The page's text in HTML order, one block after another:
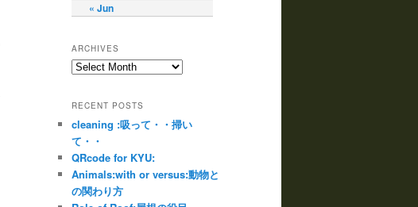
« Jun
ARCHIVES
RECENT POSTS
cleaning :吸って・・掃い
て・・
QRcode for KYU:
Animals:with or versus:動物と
の関わり方